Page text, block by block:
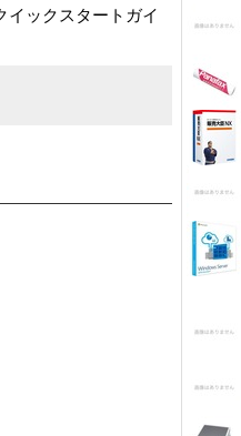
イックスタートガイ